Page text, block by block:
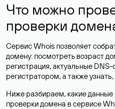
Что можно
проверки
Сервис Whois позволяет
домену: посмотреть возраст
регистрация, актуальные
регистратором, а также узнать,
Ниже разбираем, какие
проверки домена в сервисе